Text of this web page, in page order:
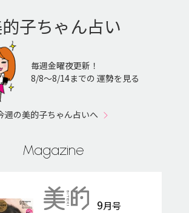
子ちゃん占い
毎週金曜夜更新！
8/8〜8/14までの 運勢を見る
週の美的子ちゃん占いへ
Magazine
9月号